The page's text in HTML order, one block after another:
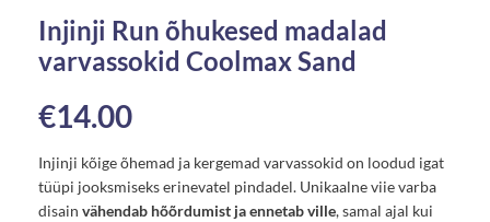
Injinji Run õhukesed madalad
varvassokid Coolmax Sand
€14.00
Injinji kõige õhemad ja kergemad varvassokid on loodud igat
tüüpi jooksmiseks erinevatel pindadel. Unikaalne viie varba
disain vähendab hõõrdumist ja ennetab ville, samal ajal kui